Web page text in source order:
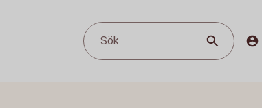
Sök